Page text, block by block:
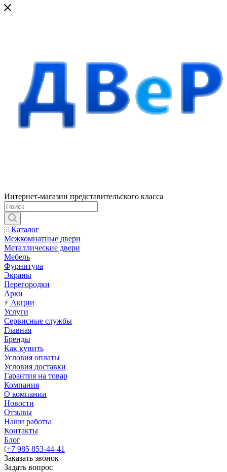
Интернет-магазин представительского класса
Каталог
Межкомнатные двери
Металлические двери
Мебель
Фурнитура
Экраны
Перегородки
Арки
Акции
Услуги
Сервисные службы
Главная
Бренды
Как купить
Условия оплаты
Условия доставки
Гарантия на товар
Компания
О компании
Новости
Отзывы
Наши работы
Контакты
Блог
+7 985 853-44-41
Заказать звонок
Задать вопрос